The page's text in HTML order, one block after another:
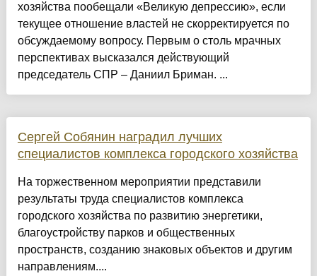
хозяйства пообещали «Великую депрессию», если
текущее отношение властей не скорректируется по
обсуждаемому вопросу. Первым о столь мрачных
перспективах высказался действующий
председатель СПР – Даниил Бриман. ...
Сергей Собянин наградил лучших
специалистов комплекса городского хозяйства
На торжественном мероприятии представили
результаты труда специалистов комплекса
городского хозяйства по развитию энергетики,
благоустройству парков и общественных
пространств, созданию знаковых объектов и другим
направлениям....